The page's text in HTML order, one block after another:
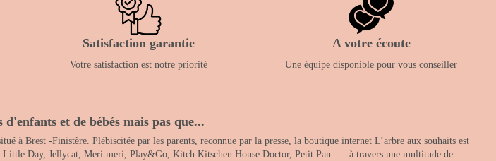
Satisfaction garantie
Votre satisfaction est notre priorité
A votre écoute
Une équipe disponible pour vous conseiller
et de bébés mais pas que...
à Brest -Finistère. Plébiscitée par les parents, reconnue par la presse, la boutique internet L’arbre aux souhaits est
Day, Jellycat, Meri meri, Play&Go, Kitch Kitschen House Doctor, Petit Pan… : à travers une multitude de